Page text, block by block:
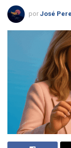
por José